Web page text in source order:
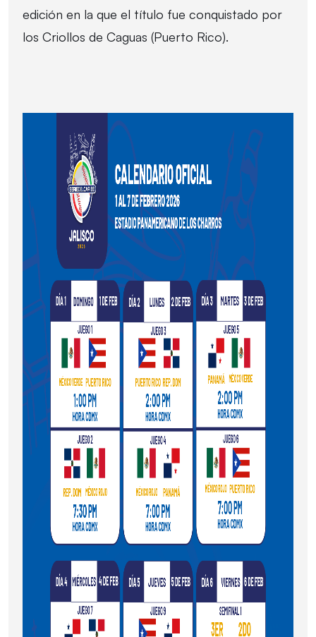
edición en la que el título fue conquistado por
los Criollos de Caguas (Puerto Rico).